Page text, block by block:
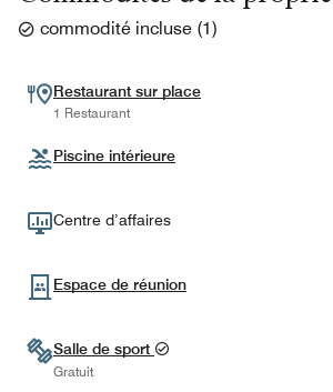
commodité incluse (1)
Restaurant sur place
1 Restaurant
Piscine intérieure
Centre d’affaires
Espace de réunion
Salle de sport
Gratuit